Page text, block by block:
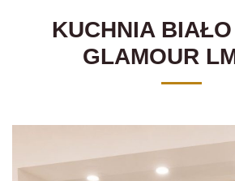
KUCHNIA
GLAMOUR